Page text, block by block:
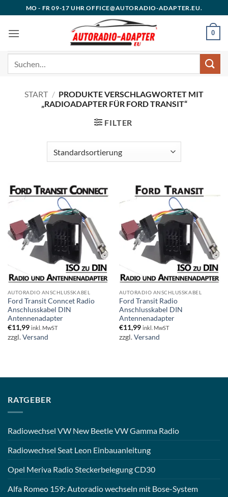
Inhalt
springen
MO - FR 09-17 UHR OFFICE@AUTORADIO-ADAPTER.EU.
0
START / PRODUKTE VERSCHLAGWORTET MIT
„RADIOADAPTER FÜR FORD TRANSIT“
FILTER
AUTORADIO ANSCHLUSSKABEL
Ford Transit Conncet Radio
Anschlusskabel DIN
Antennenadapter
€11,99 inkl. MwST
zzgl.Versand
AUTORADIO ANSCHLUSSKABEL
Ford Transit Radio
Anschlusskabel DIN
Antennenadapter
€11,99 inkl. MwST
zzgl.Versand
RATGEBER
Radiowechsel VW New Beetle VW Gamma Radio
Radiowechsel Seat Leon Einbauanleitung
Opel Meriva Radio Steckerbelegung CD30
Alfa Romeo 159: Autoradio wechseln mit Bose-System